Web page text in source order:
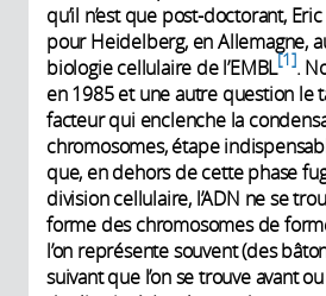
qu’il n’est que post-doctorant,
pour Heidelberg, en Allemagne,
biologie cellulaire de l’EMBL 1 .
en 1985 et une autre question le
facteur qui enclenche la
chromosomes, étape
que, en dehors de cette phase
division cellulaire, l’ADN ne se
forme des chromosomes de
l’on représente souvent (des
suivant que l’on se trouve avant